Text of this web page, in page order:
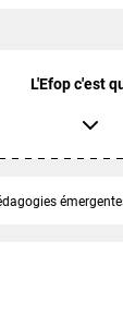
L'Efop c'est